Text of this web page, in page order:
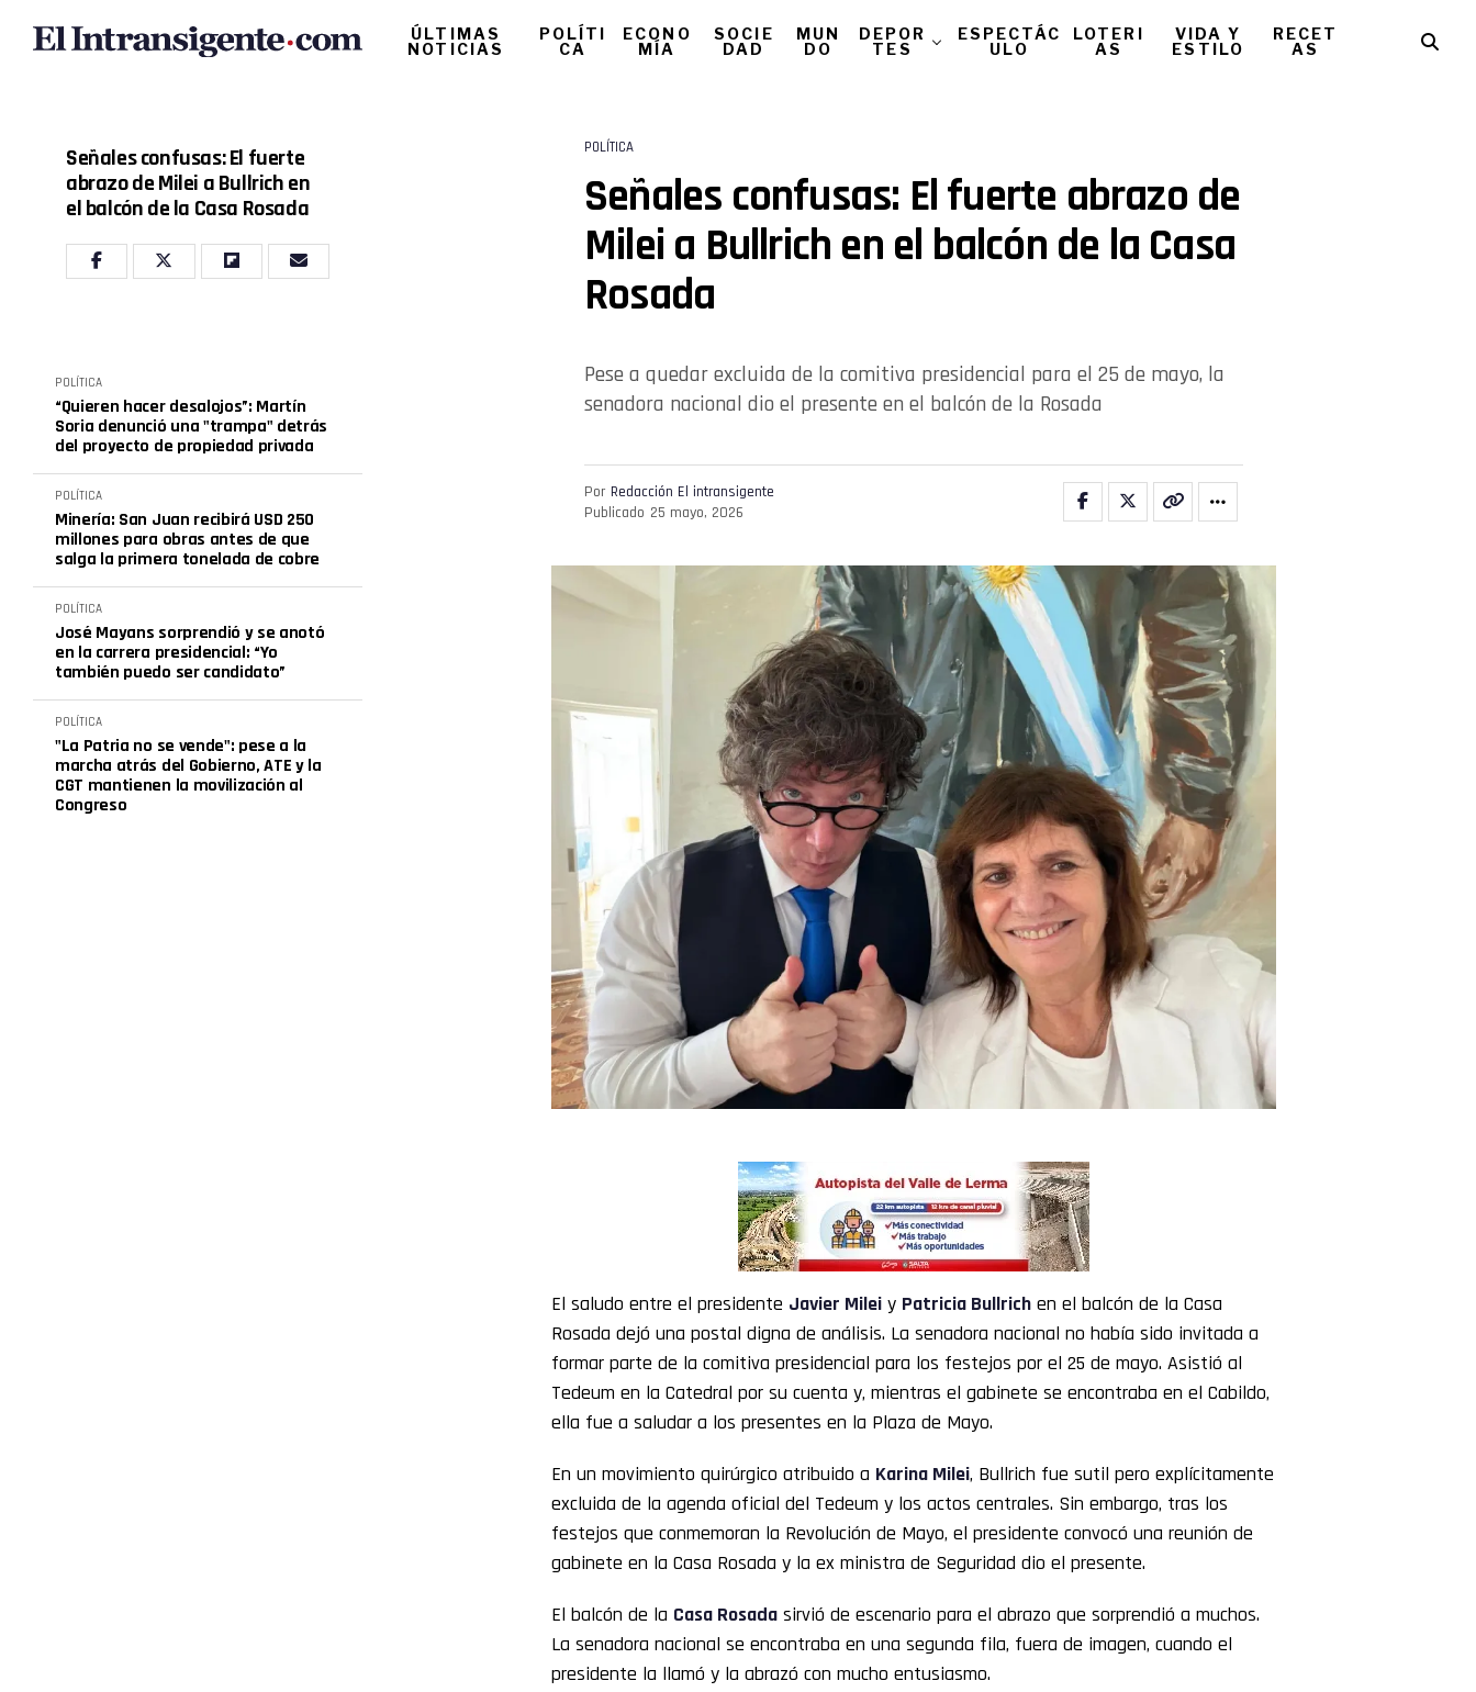
ÚLTIMAS
NOTICIAS
POLÍTI
CA
ECONO
MÍA
SOCIE
DAD
MUN
DO
DEPOR
TES
ESPECTÁC
ULO
LOTERI
AS
VIDA Y
ESTILO
RECET
AS
Señales confusas: El fuerte
abrazo de Milei a Bullrich en
el balcón de la Casa Rosada
POLÍTICA
“Quieren hacer desalojos”: Martín
Soria denunció una "trampa" detrás
del proyecto de propiedad privada
POLÍTICA
Minería: San Juan recibirá USD 250
millones para obras antes de que
salga la primera tonelada de cobre
POLÍTICA
José Mayans sorprendió y se anotó
en la carrera presidencial: “Yo
también puedo ser candidato”
POLÍTICA
"La Patria no se vende": pese a la
marcha atrás del Gobierno, ATE y la
CGT mantienen la movilización al
Congreso
POLÍTICA
Señales confusas: El fuerte abrazo de
Milei a Bullrich en el balcón de la Casa
Rosada
Pese a quedar excluida de la comitiva presidencial para el 25 de mayo, la
senadora nacional dio el presente en el balcón de la Rosada
Por Redacción El intransigente
Publicado 25 mayo, 2026
El saludo entre el presidente Javier Milei y Patricia Bullrich en el balcón de la Casa
Rosada dejó una postal digna de análisis. La senadora nacional no había sido invitada a
formar parte de la comitiva presidencial para los festejos por el 25 de mayo. Asistió al
Tedeum en la Catedral por su cuenta y, mientras el gabinete se encontraba en el Cabildo,
ella fue a saludar a los presentes en la Plaza de Mayo.
En un movimiento quirúrgico atribuido a Karina Milei, Bullrich fue sutil pero explícitamente
excluida de la agenda oficial del Tedeum y los actos centrales. Sin embargo, tras los
festejos que conmemoran la Revolución de Mayo, el presidente convocó una reunión de
gabinete en la Casa Rosada y la ex ministra de Seguridad dio el presente.
El balcón de la Casa Rosada sirvió de escenario para el abrazo que sorprendió a muchos.
La senadora nacional se encontraba en una segunda fila, fuera de imagen, cuando el
presidente la llamó y la abrazó con mucho entusiasmo.